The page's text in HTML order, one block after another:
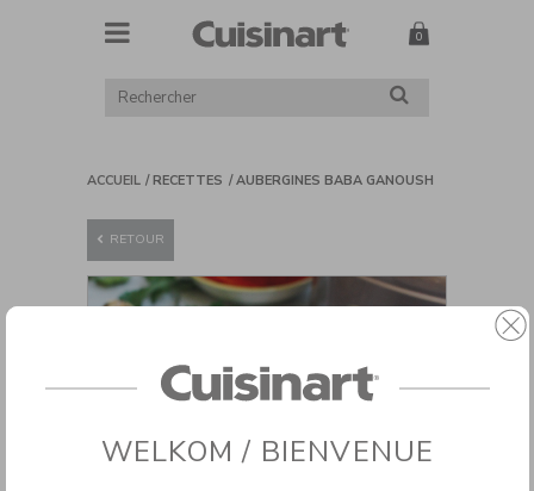
MENU
RECHERCHER
DANS
RECHERCHER
ACCUEIL RECETTES AUBERGINES BABA GANOUSH
RETOUR
WELKOM / BIENVENUE